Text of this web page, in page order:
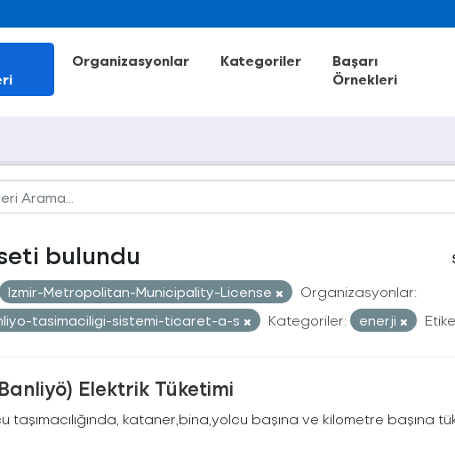
Organizasyonlar Kategoriler
Başarı
Örnekleri
bulundu
Izmir-Metropolitan-Municipality-License
Organizasyonlar:
tasimaciligi-sistemi-ticaret-a-s
Kategoriler: enerji
Elektrik Tüketimi
taşımacılığında, kataner,bina,yolcu başına ve kilometre başına